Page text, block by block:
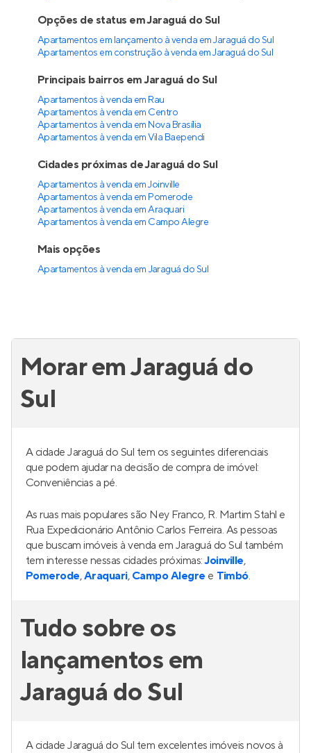
Opções de status em Jaraguá do Sul
Apartamentos em lançamento à venda em Jaraguá do Sul
Apartamentos em construção à venda em Jaraguá do Sul
Principais bairros em Jaraguá do Sul
Apartamentos à venda em Rau
Apartamentos à venda em Centro
Apartamentos à venda em Nova Brasília
Apartamentos à venda em Vila Baependi
Cidades próximas de Jaraguá do Sul
Apartamentos à venda em Joinville
Apartamentos à venda em Pomerode
Apartamentos à venda em Araquari
Apartamentos à venda em Campo Alegre
Mais opções
Apartamentos à venda em Jaraguá do Sul
Morar em Jaraguá do
Sul
A cidade Jaraguá do Sul tem os seguintes diferenciais
que podem ajudar na decisão de compra de imóvel:
Conveniências a pé.
As ruas mais populares são Ney Franco, R. Martim Stahl e
Rua Expedicionário Antônio Carlos Ferreira. As pessoas
que buscam imóveis à venda em Jaraguá do Sul também
tem interesse nessas cidades próximas:Joinville,
Pomerode,Araquari, Campo Alegre e Timbó.
Tudo sobre os
lançamentos em
Jaraguá do Sul
A cidade Jaraguá do Sul tem excelentes imóveis novos à